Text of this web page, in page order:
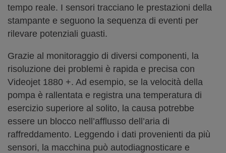
tempo reale. I sensori tracciano le prestazioni della
stampante e seguono la sequenza di eventi per
rilevare potenziali guasti.
Grazie al monitoraggio di diversi componenti, la
risoluzione dei problemi è rapida e precisa con
Videojet 1880 +. Ad esempio, se la velocità della
pompa è rallentata e registra una temperatura di
esercizio superiore al solito, la causa potrebbe
essere un blocco nell’afflusso dell’aria di
raffreddamento. Leggendo i dati provenienti da più
sensori, la macchina può autodiagnosticare e